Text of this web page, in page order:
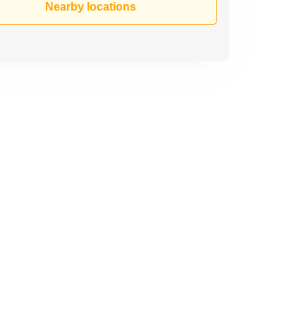
Nearby locations